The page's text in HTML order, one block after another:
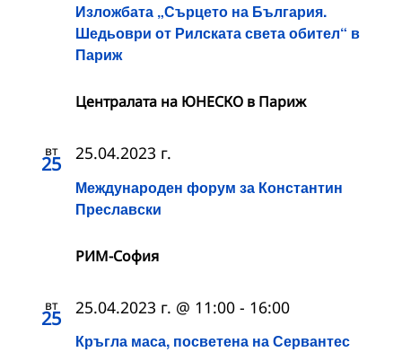
Изложбата „Сърцето на България.
Шедьоври от Рилската света обител“ в
Париж
Централата на ЮНЕСКО в Париж
вт
25
Международен форум за Константин
Преславски
25.04.2023 г.
РИМ-София
вт
25
Кръгла маса, посветена на Сервантес
25.04.2023 г. @ 11:00 - 16:00